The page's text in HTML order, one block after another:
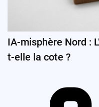
IA-misphère Nord :
t-elle la cote ?